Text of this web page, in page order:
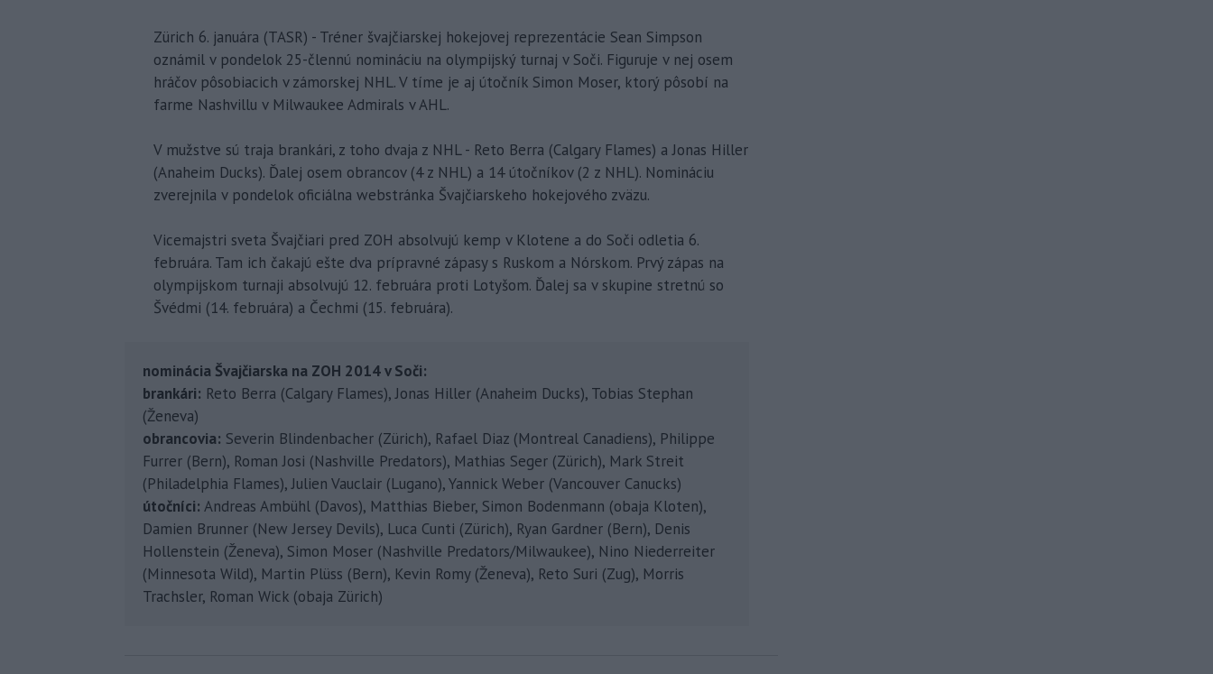
Zürich 6. januára (TASR) - Tréner švajčiarskej hokejovej reprezentácie Sean Simpson
oznámil v pondelok 25-člennú nomináciu na olympijský turnaj v Soči. Figuruje v nej osem
hráčov pôsobiacich v zámorskej NHL. V tíme je aj útočník Simon Moser, ktorý pôsobí na
farme Nashvillu v Milwaukee Admirals v AHL.
V mužstve sú traja brankári, z toho dvaja z NHL - Reto Berra (Calgary Flames) a Jonas Hiller
(Anaheim Ducks). Ďalej osem obrancov (4 z NHL) a 14 útočníkov (2 z NHL). Nomináciu
zverejnila v pondelok oficiálna webstránka Švajčiarskeho hokejového zväzu.
Vicemajstri sveta Švajčiari pred ZOH absolvujú kemp v Klotene a do Soči odletia 6.
februára. Tam ich čakajú ešte dva prípravné zápasy s Ruskom a Nórskom. Prvý zápas na
olympijskom turnaji absolvujú 12. februára proti Lotyšom. Ďalej sa v skupine stretnú so
Švédmi (14. februára) a Čechmi (15. februára).
nominácia Švajčiarska na ZOH 2014 v Soči:
brankári: Reto Berra (Calgary Flames), Jonas Hiller (Anaheim Ducks), Tobias Stephan
(Ženeva)
obrancovia: Severin Blindenbacher (Zürich), Rafael Diaz (Montreal Canadiens), Philippe
Furrer (Bern), Roman Josi (Nashville Predators), Mathias Seger (Zürich), Mark Streit
(Philadelphia Flames), Julien Vauclair (Lugano), Yannick Weber (Vancouver Canucks)
útočníci: Andreas Ambühl (Davos), Matthias Bieber, Simon Bodenmann (obaja Kloten),
Damien Brunner (New Jersey Devils), Luca Cunti (Zürich), Ryan Gardner (Bern), Denis
Hollenstein (Ženeva), Simon Moser (Nashville Predators/Milwaukee), Nino Niederreiter
(Minnesota Wild), Martin Plüss (Bern), Kevin Romy (Ženeva), Reto Suri (Zug), Morris
Trachsler, Roman Wick (obaja Zürich)